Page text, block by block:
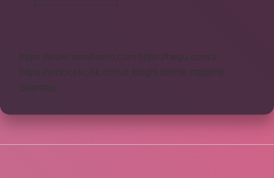
Kısa
https://www.seraforum.com
https://begu.com.tr
https://elifcicekcilik.com.tr
knight online
nttgame
Sitemap